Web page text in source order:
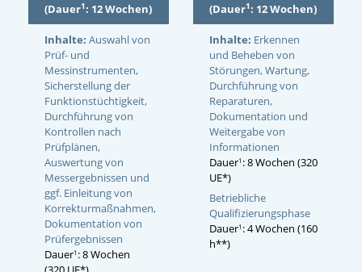
(Dauer1: 12 Wochen)
Inhalte: Auswahl von
Prüf- und
Messinstrumenten,
Sicherstellung der
Funktionstüchtigkeit,
Durchführung von
Kontrollen nach
Prüfplänen,
Auswertung von
Messergebnissen und
ggf. Einleitung von
Korrekturmaßnahmen,
Dokumentation von
Prüfergebnissen
Dauer1 : 8 Wochen
(Dauer1: 12 Wochen)
Inhalte: Erkennen
und Beheben von
Störungen, Wartung,
Durchführung von
Reparaturen,
Dokumentation und
Weitergabe von
Informationen
Dauer1 : 8 Wochen (320
UE*)
Betriebliche
Qualifizierungsphase
Dauer1 : 4 Wochen (160
h**)